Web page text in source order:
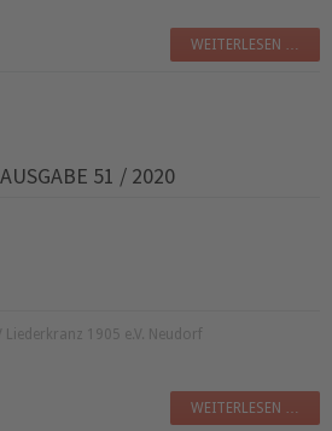
WEITERLESEN …
51 / 2020
Liederkranz 1905 e.V. Neudorf
WEITERLESEN …